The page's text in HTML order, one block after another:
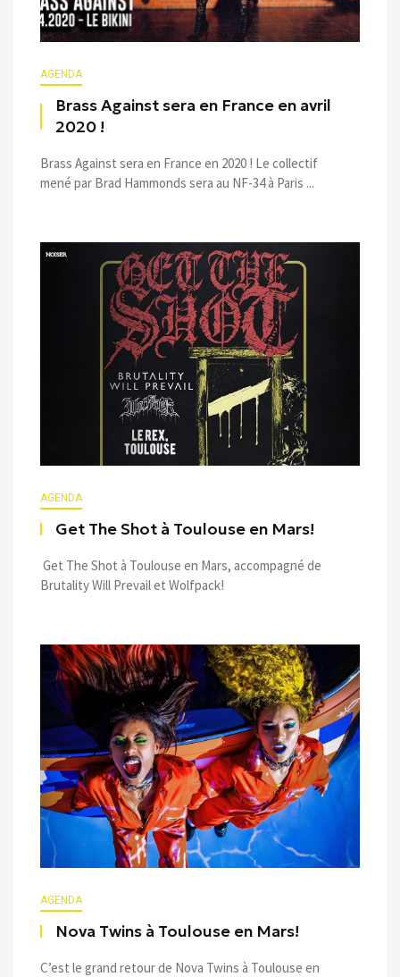
AGENDA
Brass Against sera en France en avril
2020 !
Brass Against sera en France en 2020 ! Le collectif
mené par Brad Hammonds sera au NF-34 à Paris ...
AGENDA
Get The Shot à Toulouse en Mars!
Get The Shot à Toulouse en Mars, accompagné de
Brutality Will Prevail et Wolfpack!
AGENDA
Nova Twins à Toulouse en Mars!
C’est le grand retour de Nova Twins à Toulouse en